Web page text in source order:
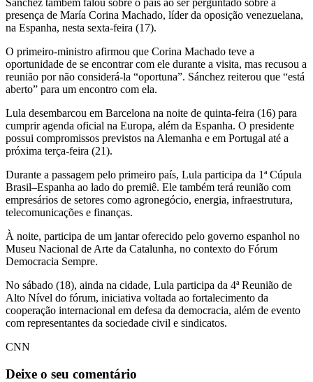
presença de María Corina Machado, líder da oposição venezuelana,
na Espanha, nesta sexta-feira (17).
O primeiro-ministro afirmou que Corina Machado teve a
oportunidade de se encontrar com ele durante a visita, mas recusou a
reunião por não considerá-la “oportuna”. Sánchez reiterou que “está
aberto” para um encontro com ela.
Lula desembarcou em Barcelona na noite de quinta-feira (16) para
cumprir agenda oficial na Europa, além da Espanha. O presidente
possui compromissos previstos na Alemanha e em Portugal até a
próxima terça-feira (21).
Durante a passagem pelo primeiro país, Lula participa da 1ª Cúpula
Brasil–Espanha ao lado do premiê. Ele também terá reunião com
empresários de setores como agronegócio, energia, infraestrutura,
telecomunicações e finanças.
À noite, participa de um jantar oferecido pelo governo espanhol no
Museu Nacional de Arte da Catalunha, no contexto do Fórum
Democracia Sempre.
No sábado (18), ainda na cidade, Lula participa da 4ª Reunião de
Alto Nível do fórum, iniciativa voltada ao fortalecimento da
cooperação internacional em defesa da democracia, além de evento
com representantes da sociedade civil e sindicatos.
CNN
Deixe o seu comentário